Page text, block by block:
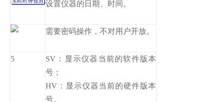
设置仪器的日期、时间。
需要密码操作，不对用户开放。
5
SV：显示仪器当前的软件版本
号；
HV：显示仪器当前的硬件版本
号。